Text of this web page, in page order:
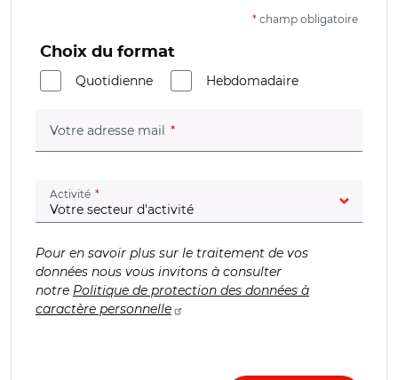
* champ obligatoire
Choix du format
Quotidienne
Hebdomadaire
Votre adresse mail (champ obligatoire)
Activité (champ obligatoire)
Pour en savoir plus sur le traitement de vos
données nous vous invitons à consulter
notre Politique de protection des données à
caractère personnelle